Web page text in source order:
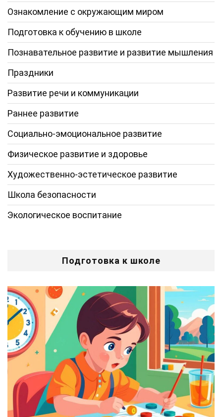
Ознакомление с окружающим миром
Подготовка к обучению в школе
Познавательное развитие и развитие мышления
Праздники
Развитие речи и коммуникации
Раннее развитие
Социально-эмоциональное развитие
Физическое развитие и здоровье
Художественно-эстетическое развитие
Школа безопасности
Экологическое воспитание
Подготовка к школе